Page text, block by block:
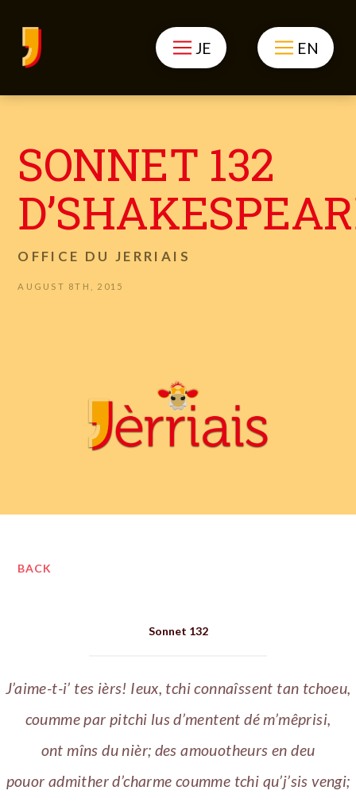
JE EN
SONNET 132
OFFICE DU JERRIAIS
AUGUST 8TH, 2015
BACK
Sonnet 132
J’aime-t-i’ tes ièrs! Ieux, tchi connaîssent tan tchoeu,
coumme par pitchi lus d’mentent dé m’mêprisi,
ont mîns du nièr; des amouotheurs en deu
pouor admither d’charme coumme tchi qu’j’sis vengi;